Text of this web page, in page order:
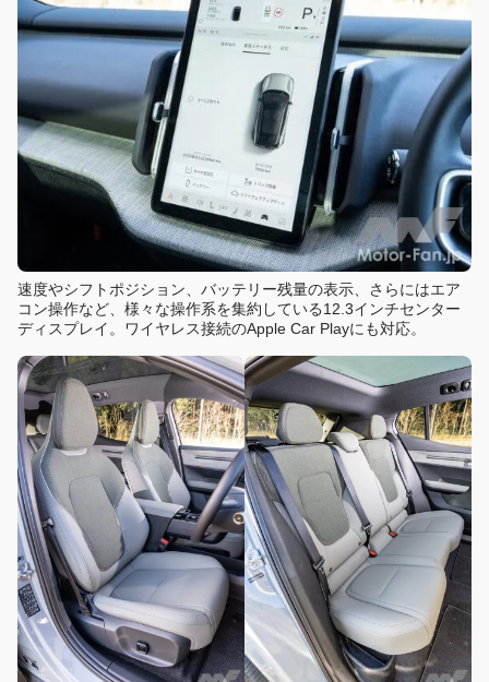
速度やシフトポジション、バッテリー残量の表示、さらにはエア
コン操作など、様々な操作系を集約している12.3インチセンター
ディスプレイ。ワイヤレス接続のApple Car Playにも対応。